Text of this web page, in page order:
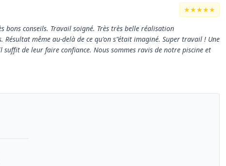
★★★★★
bons conseils. Travail soigné. Très très belle réalisation
même au-delà de ce qu'on s"était imaginé. Super travail ! Une
de leur faire confiance. Nous sommes ravis de notre piscine et